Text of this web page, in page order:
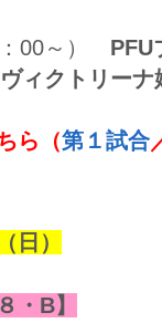
00～） PFU
ヴィクトリーナ
ら （第１試合
日）
・B】